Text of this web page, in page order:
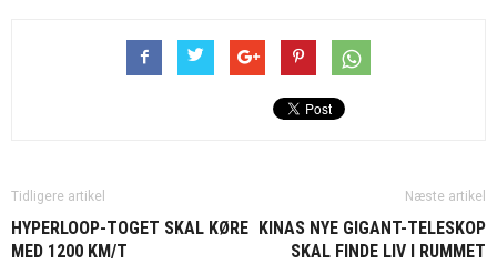
Tidligere artikel
HYPERLOOP-TOGET SKAL KØRE
MED 1200 KM/T
Næste artikel
KINAS NYE GIGANT-TELESKOP
SKAL FINDE LIV I RUMMET